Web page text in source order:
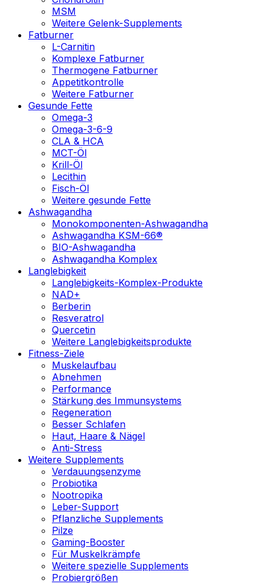
MSM
Weitere Gelenk-Supplements
Fatburner
L-Carnitin
Komplexe Fatburner
Thermogene Fatburner
Appetitkontrolle
Weitere Fatburner
Gesunde Fette
Omega-3
Omega-3-6-9
CLA & HCA
MCT-Öl
Krill-Öl
Lecithin
Fisch-Öl
Weitere gesunde Fette
Ashwagandha
Monokomponenten-Ashwagandha
Ashwagandha KSM-66®
BIO-Ashwagandha
Ashwagandha Komplex
Langlebigkeit
Langlebigkeits-Komplex-Produkte
NAD+
Berberin
Resveratrol
Quercetin
Weitere Langlebigkeitsprodukte
Fitness-Ziele
Muskelaufbau
Abnehmen
Performance
Stärkung des Immunsystems
Regeneration
Besser Schlafen
Haut, Haare & Nägel
Anti-Stress
Weitere Supplements
Verdauungsenzyme
Probiotika
Nootropika
Leber-Support
Pflanzliche Supplements
Pilze
Gaming-Booster
Für Muskelkrämpfe
Weitere spezielle Supplements
Probiergrößen